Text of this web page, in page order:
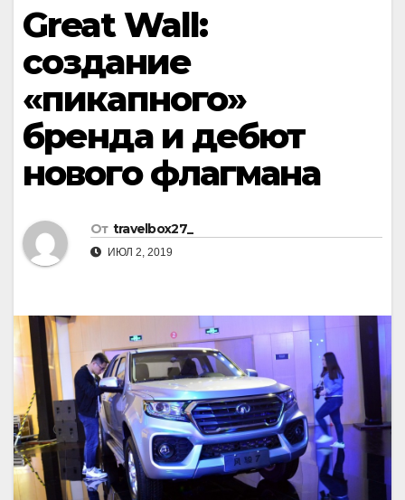
Great Wall:
создание
«пикапного»
бренда и дебют
нового флагмана
От travelbox27_
ИЮЛ 2, 2019